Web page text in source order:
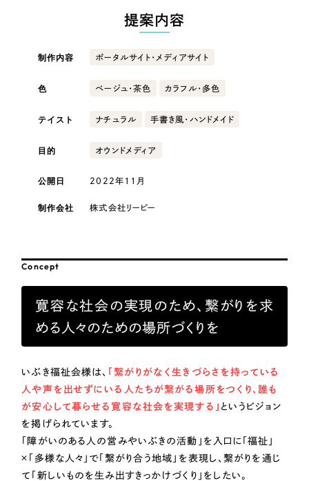
リープ・プロジェクト／マーケティング代行
ライン領域のマーケティングまでまるっと代行
採用DX支援
リープ・リクルーティング
リープ・キャリア
完全成功報酬型のスカウト型ハイクラス人材紹介（岐阜・愛知）
日報ツールで案件ごとの営業利益をリアルタイムに可視化
制作実績
Works
制作実績
全国1,400社以上の支援実績の中から
ブックマークしたサイト
アウトソーシング（代行支援）
リープ・プロジェクト
「採用強化」を目的とした採用業務代行
その他のサービス
AI倫理ポリシー クッキーポリシー
医療・福祉
コンサルティング・調査
人材紹介・派遣
士業
美容・エステ
IT・インターネット
教育
提案内容
制作内容 ポータルサイト・メディアサイト
色 ベージュ・茶色 カラフル・多色
テイスト ナチュラル 手書き風・ハンドメイド
目的 オウンドメディア
公開日 2022年11月
制作会社 株式会社リーピー
Concept
寛容な社会の実現のため、繋がりを求
める人々のための場所づくりを
いぶき福祉会様は、 「繋がりがなく生きづらさを持っている
人や声を出せずにいる人たちが繋がる場所をつくり、誰も
が安心して暮らせる寛容な社会を実現する」 というビジョン
を掲げられています。
「障がいのある人の営みやいぶきの活動」を入口に「福祉」
×「多様な人々」で「繋がり合う地域」を表現し、繋がりを通じ
て「新しいものを生み出すきっかけづくり」をしたい。